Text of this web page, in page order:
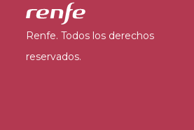
Renfe. Todos los derechos
reservados.